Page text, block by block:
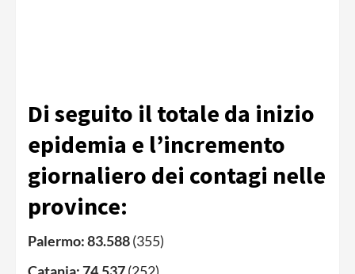
Di seguito il totale da inizio
epidemia e l’incremento
giornaliero dei contagi nelle
province:
Palermo:83.588(355)